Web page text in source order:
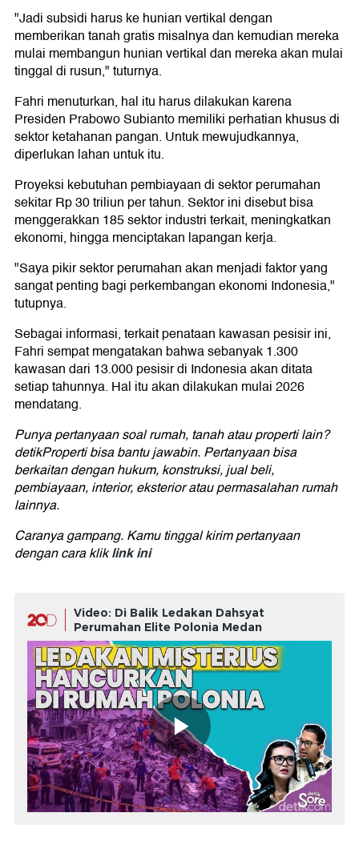
"Jadi subsidi harus ke hunian vertikal dengan
memberikan tanah gratis misalnya dan kemudian mereka
mulai membangun hunian vertikal dan mereka akan mulai
tinggal di rusun," tuturnya.
Fahri menuturkan, hal itu harus dilakukan karena
Presiden Prabowo Subianto memiliki perhatian khusus di
sektor ketahanan pangan. Untuk mewujudkannya,
diperlukan lahan untuk itu.
Proyeksi kebutuhan pembiayaan di sektor perumahan
sekitar Rp 30 triliun per tahun. Sektor ini disebut bisa
menggerakkan 185 sektor industri terkait, meningkatkan
ekonomi, hingga menciptakan lapangan kerja.
"Saya pikir sektor perumahan akan menjadi faktor yang
sangat penting bagi perkembangan ekonomi Indonesia,"
tutupnya.
Sebagai informasi, terkait penataan kawasan pesisir ini,
Fahri sempat mengatakan bahwa sebanyak 1.300
kawasan dari 13.000 pesisir di Indonesia akan ditata
setiap tahunnya. Hal itu akan dilakukan mulai 2026
mendatang.
Punya pertanyaan soal rumah, tanah atau properti lain?
detikProperti bisa bantu jawabin. Pertanyaan bisa
berkaitan dengan hukum, konstruksi, jual beli,
pembiayaan, interior, eksterior atau permasalahan rumah
lainnya.
Caranya gampang. Kamu tinggal kirim pertanyaan
dengan cara kliklink ini
Video: Di Balik Ledakan Dahsyat
Perumahan Elite Polonia Medan